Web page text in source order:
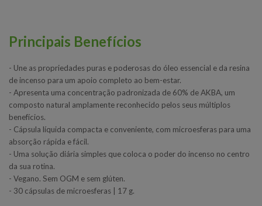
Principais Benefícios
- Une as propriedades puras e poderosas do óleo essencial e da resina
de incenso para um apoio completo ao bem-estar.
- Apresenta uma concentração padronizada de 60% de AKBA, um
composto natural amplamente reconhecido pelos seus múltiplos
benefícios.
- Cápsula líquida compacta e conveniente, com microesferas para uma
absorção rápida e fácil.
- Uma solução diária simples que coloca o poder do incenso no centro
da sua rotina.
- Vegano. Sem OGM e sem glúten.
- 30 cápsulas de microesferas | 17 g.